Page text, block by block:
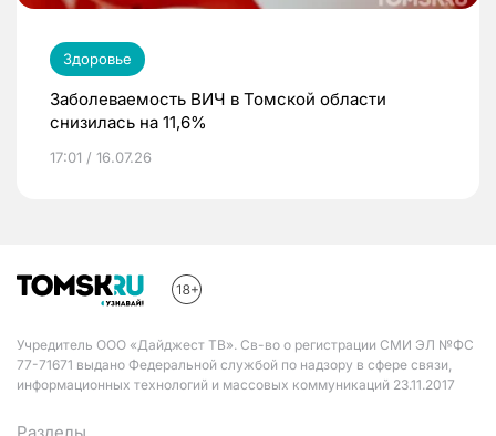
Здоровье
Заболеваемость ВИЧ в Томской области
снизилась на 11,6%
17:01 / 16.07.26
Учредитель ООО «Дайджест ТВ». Св-во о регистрации СМИ ЭЛ №ФС
77-71671 выдано Федеральной службой по надзору в сфере связи,
информационных технологий и массовых коммуникаций 23.11.2017